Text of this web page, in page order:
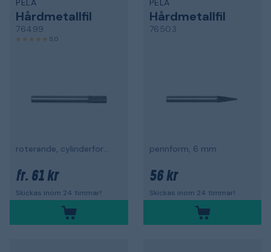
PELA
Hårdmetallfil
76499
5,0
roterande, cylinderformad
fr. 61 kr
Skickas inom 24 timmar!
PELA
Hårdmetallfil
76503
pennform, 6 mm
56 kr
Skickas inom 24 timmar!